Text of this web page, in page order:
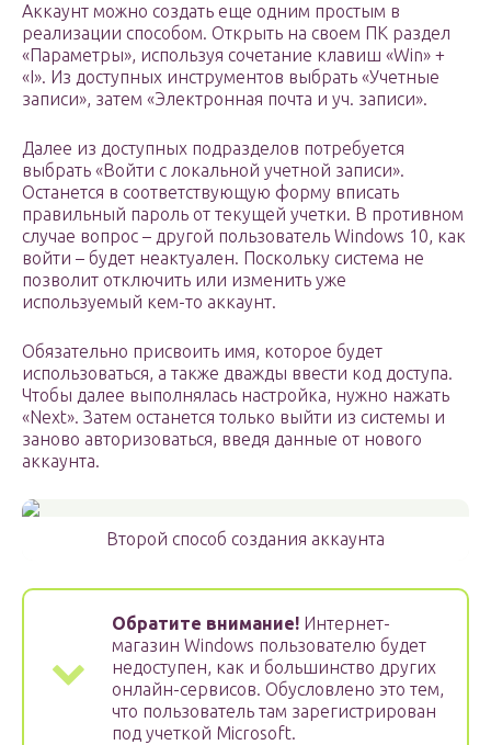
Аккаунт можно создать еще одним простым в
реализации способом. Открыть на своем ПК раздел
«Параметры», используя сочетание клавиш «Win» +
«I». Из доступных инструментов выбрать «Учетные
записи», затем «Электронная почта и уч. записи».
Далее из доступных подразделов потребуется
выбрать «Войти с локальной учетной записи».
Останется в соответствующую форму вписать
правильный пароль от текущей учетки. В противном
случае вопрос – другой пользователь Windows 10, как
войти – будет неактуален. Поскольку система не
позволит отключить или изменить уже
используемый кем-то аккаунт.
Обязательно присвоить имя, которое будет
использоваться, а также дважды ввести код доступа.
Чтобы далее выполнялась настройка, нужно нажать
«Next». Затем останется только выйти из системы и
заново авторизоваться, введя данные от нового
аккаунта.
Второй способ создания аккаунта
Обратите внимание! Интернет-
магазин Windows пользователю будет
недоступен, как и большинство других
онлайн-сервисов. Обусловлено это тем,
что пользователь там зарегистрирован
под учеткой Microsoft.